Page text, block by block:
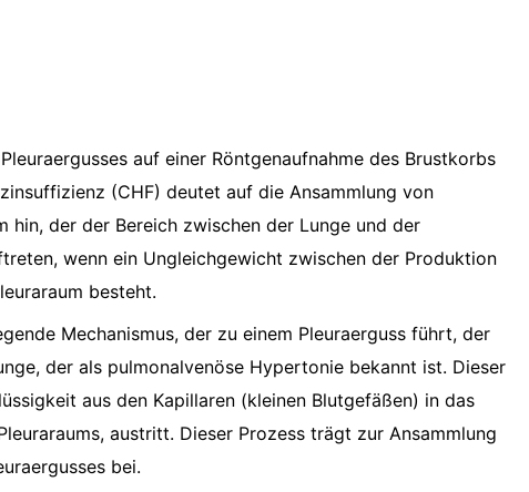
auf einer Röntgenaufnahme des Brustkorbs
(CHF) deutet auf die Ansammlung von
hin, der der Bereich zwischen der Lunge und der
wenn ein Ungleichgewicht zwischen der Produktion
besteht.
Mechanismus, der zu einem Pleuraerguss führt, der
der als pulmonalvenöse Hypertonie bekannt ist. Dieser
aus den Kapillaren (kleinen Blutgefäßen) in das
austritt. Dieser Prozess trägt zur Ansammlung
bei.